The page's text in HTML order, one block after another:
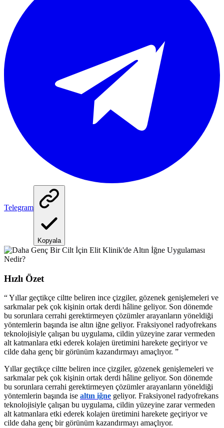
Telegram
Kopyala
Hızlı Özet
“Yıllar geçtikçe ciltte beliren ince çizgiler, gözenek genişlemeleri ve
sarkmalar pek çok kişinin ortak derdi hâline geliyor. Son dönemde
bu sorunlara cerrahi gerektirmeyen çözümler arayanların yöneldiği
yöntemlerin başında ise altın iğne geliyor. Fraksiyonel radyofrekans
teknolojisiyle çalışan bu uygulama, cildin yüzeyine zarar vermeden
alt katmanlara etki ederek kolajen üretimini harekete geçiriyor ve
cilde daha genç bir görünüm kazandırmayı amaçlıyor. ”
Yıllar geçtikçe ciltte beliren ince çizgiler, gözenek genişlemeleri ve
sarkmalar pek çok kişinin ortak derdi hâline geliyor. Son dönemde
bu sorunlara cerrahi gerektirmeyen çözümler arayanların yöneldiği
yöntemlerin başında ise altın iğne geliyor. Fraksiyonel radyofrekans
teknolojisiyle çalışan bu uygulama, cildin yüzeyine zarar vermeden
alt katmanlara etki ederek kolajen üretimini harekete geçiriyor ve
cilde daha genç bir görünüm kazandırmayı amaçlıyor.